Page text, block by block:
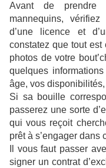
Avant de prendre
mannequins,
d’une licence et
constatez que tout
photos de votre
quelques
âge, vos disponibilités,
Si sa bouille
passerez une sorte
qui vous reçoit
prêt à s’engager
Il vous faut passer
signer un contrat